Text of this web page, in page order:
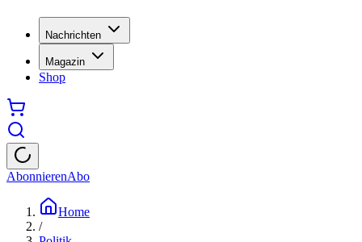
Nachrichten
Magazin
Shop
AbonnierenAbo
Home
/